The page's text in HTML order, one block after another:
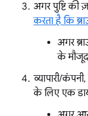
अगर पुष्टि की
करता है कि
अगर
के
व्यापारी/
के लिए एक